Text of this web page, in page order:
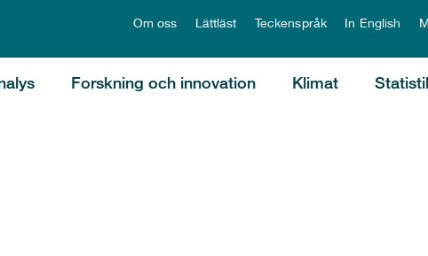
Om oss Lättläst Teckenspråk In English
Forskning och innovation Klimat